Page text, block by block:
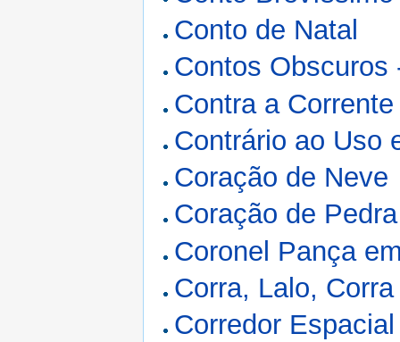
Conto de Natal
Contos Obscuros
Contra a Corrente
Contrário ao Uso
Coração de Neve
Coração de Pedra
Coronel Pança
Corra, Lalo, Corra
Corredor Espacial